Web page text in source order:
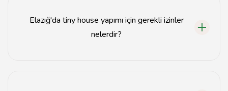
Elazığ'da tiny house yapımı için gerekli izinler
nelerdir?